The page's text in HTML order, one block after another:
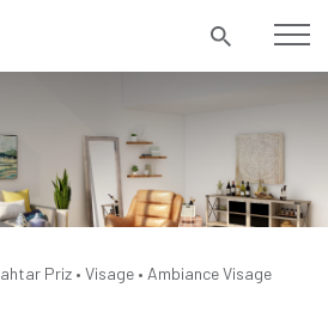
Priz • Visage • AmbianceVisage